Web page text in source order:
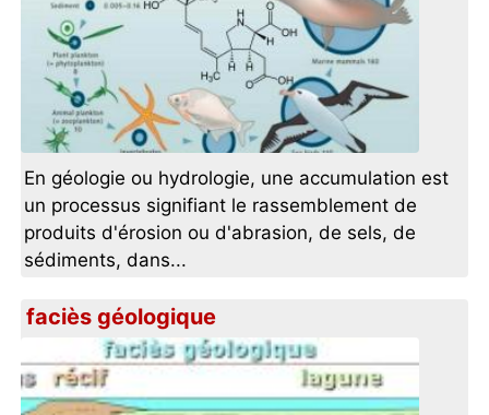
En géologie ou hydrologie, une accumulation est
un processus signifiant le rassemblement de
produits d'érosion ou d'abrasion, de sels, de
sédiments, dans...
faciès géologique